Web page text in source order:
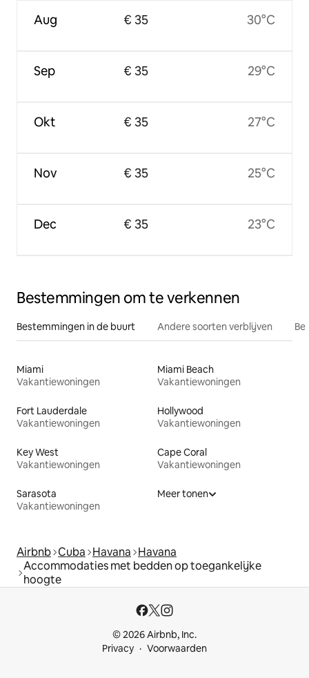
Aug
Sep
Okt
Nov
Dec
€ 35
€ 35
€ 35
€ 35
€ 35
30°C
29°C
27°C
25°C
23°C
Bestemmingen om te verkennen
Bestemmingen in de buurt Andere soorten verblijven
Miami
Vakantiewoningen
Miami Beach
Vakantiewoningen
Fort Lauderdale
Vakantiewoningen
Hollywood
Vakantiewoningen
Key West
Vakantiewoningen
Cape Coral
Vakantiewoningen
Sarasota
Vakantiewoningen
Meer tonen
Airbnb Cuba Havana Havana
Accommodaties met bedden op toegankelijke
hoogte
© 2026 Airbnb, Inc.
Privacy
Voorwaarden